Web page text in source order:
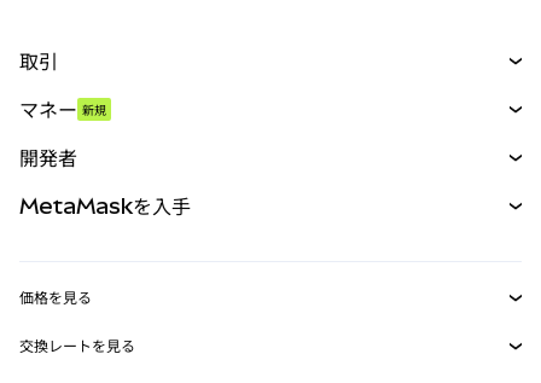
取引
パーペチュアル
RWA
マネー 新規
開発者
MetaMask Connect
MetaMaskを入手
価格を見る
イーサリアムの価格
交換レートを見る